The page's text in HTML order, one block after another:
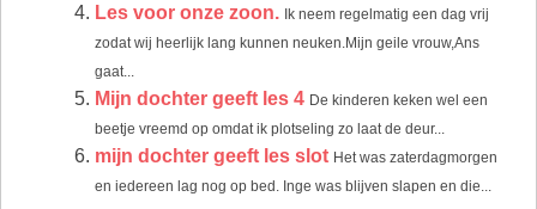
Les voor onze zoon. Ik neem regelmatig een dag vrij
zodat wij heerlijk lang kunnen neuken.Mijn geile vrouw,Ans
gaat...
Mijn dochter geeft les 4 De kinderen keken wel een
beetje vreemd op omdat ik plotseling zo laat de deur...
mijn dochter geeft les slot Het was zaterdagmorgen
en iedereen lag nog op bed. Inge was blijven slapen en die...